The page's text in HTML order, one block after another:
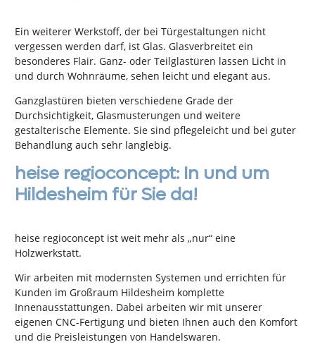
Ein weiterer Werkstoff, der bei Türgestaltungen nicht
vergessen werden darf, ist Glas. Glasverbreitet ein
besonderes Flair. Ganz- oder Teilglastüren lassen Licht in
und durch Wohnräume, sehen leicht und elegant aus.
Ganzglastüren bieten verschiedene Grade der
Durchsichtigkeit, Glasmusterungen und weitere
gestalterische Elemente. Sie sind pflegeleicht und bei guter
Behandlung auch sehr langlebig.
heise regioconcept: In und um
Hildesheim für Sie da!
heise regioconcept ist weit mehr als „nur“ eine
Holzwerkstatt.
Wir arbeiten mit modernsten Systemen und errichten für
Kunden im Großraum Hildesheim komplette
Innenausstattungen. Dabei arbeiten wir mit unserer
eigenen CNC-Fertigung und bieten Ihnen auch den Komfort
und die Preisleistungen von Handelswaren.